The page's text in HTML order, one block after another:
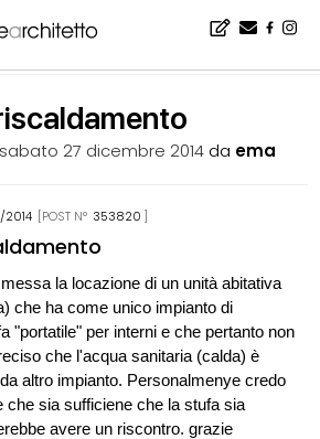
sabato 27 dicembre 2014 da ema
2014 [POST N° 353820 ]
la locazione di un unità abitativa
che ha come unico impianto di
"portatile" per interni e che pertanto non
che l'acqua sanitaria (calda) è
altro impianto. Personalmenye credo
che sia sufficiene che la stufa sia
avere un riscontro. grazie